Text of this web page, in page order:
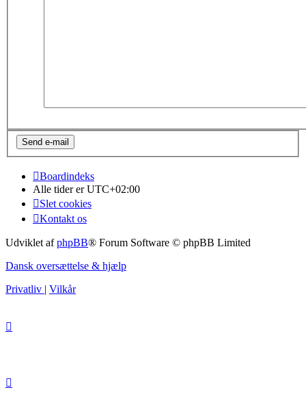
Boardindeks
Alle tider erUTC+02:00
Slet cookies
Kontakt os
Udviklet afphpBB® Forum Software © phpBB Limited
Dansk oversættelse & hjælp
Privatliv
Vilkår